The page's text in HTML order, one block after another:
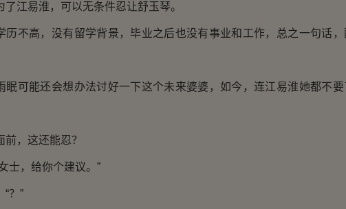
了江易淮，可以无条件忍让舒玉琴。
历不高，没有留学背景，毕业之后也没有事业和工作，总之一句话，
眠可能还会想办法讨好一下这个未来婆婆，如今，连江易淮她都不
前，这还能忍？
士，给你个建议。”
？”